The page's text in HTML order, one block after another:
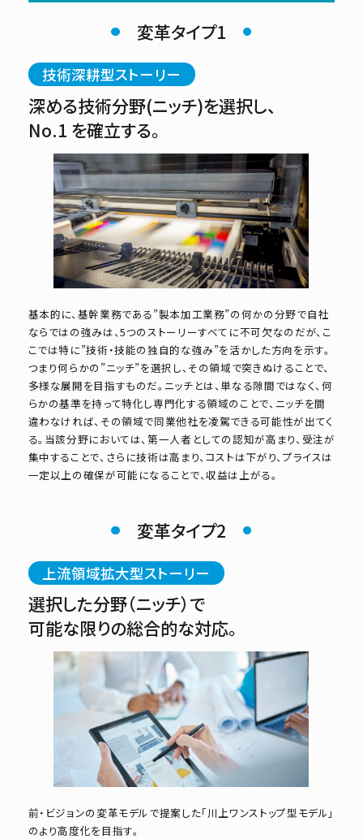
変革タイプ1
技術深耕型ストーリー
深める技術分野(ニッチ)を選択し、
No.1 を確立する。
基本的に、基幹業務である”製本加工業務”の何かの分野で自社
ならではの強みは、5つのストーリーすべてに不可欠なのだが、こ
こでは特に”技術・技能の独自的な強み”を活かした方向を示す。
つまり何らかの”ニッチ”を選択し、その領域で突きぬけることで、
多様な展開を目指すものだ。ニッチとは、単なる隙間ではなく、何
らかの基準を持って特化し専門化する領域のことで、ニッチを間
違わなければ、その領域で同業他社を凌駕できる可能性が出てく
る。当該分野においては、第一人者としての認知が高まり、受注が
集中することで、さらに技術は高まり、コストは下がり、プライスは
一定以上の確保が可能になることで、収益は上がる。
変革タイプ2
上流領域拡大型ストーリー
選択した分野（ニッチ）で
可能な限りの総合的な対応。
前・ビジョンの変革モデルで提案した「川上ワンストップ型モデル」
のより高度化を目指す。